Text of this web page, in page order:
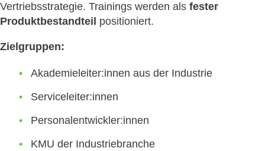
Vertriebsstrategie. Trainings werden als fester
Produktbestandteil positioniert.
Zielgruppen:
Akademieleiter:innen aus der Industrie
Serviceleiter:innen
Personalentwickler:innen
KMU der Industriebranche